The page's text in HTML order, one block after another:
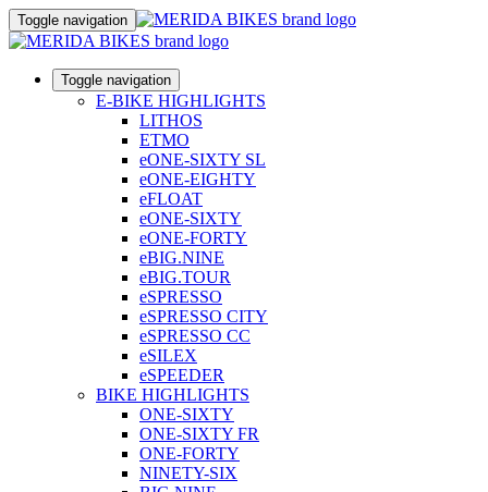
Toggle navigation
Toggle navigation
E-BIKE HIGHLIGHTS
LITHOS
ETMO
eONE-SIXTY SL
eONE-EIGHTY
eFLOAT
eONE-SIXTY
eONE-FORTY
eBIG.NINE
eBIG.TOUR
eSPRESSO
eSPRESSO CITY
eSPRESSO CC
eSILEX
eSPEEDER
BIKE HIGHLIGHTS
ONE-SIXTY
ONE-SIXTY FR
ONE-FORTY
NINETY-SIX